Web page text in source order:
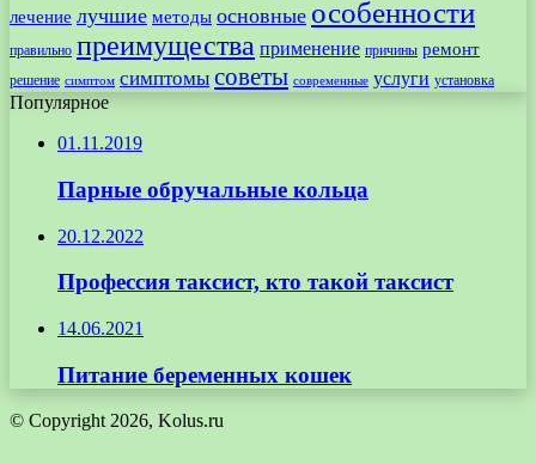
лечение лучшие методы основные особенности
правильно преимущества применение причины ремонт
решение симптом симптомы советы современные услуги установка
Популярное
01.11.2019
Парные обручальные кольца
20.12.2022
Профессия таксист, кто такой таксист
14.06.2021
Питание беременных кошек
© Copyright 2026, Kolus.ru